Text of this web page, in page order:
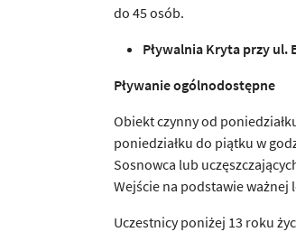
do 45 osób.
Pływalnia Kryta przy ul.
Pływanie ogólnodostępne
Obiekt czynny od
poniedziałku do piątku w
Sosnowca lub
Wejście na podstawie ważnej
Uczestnicy poniżej 13 roku